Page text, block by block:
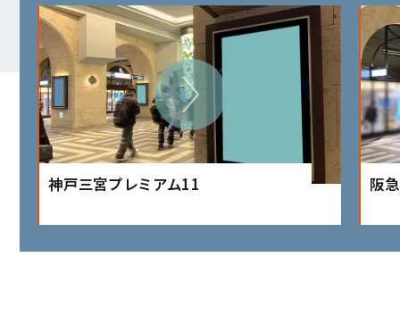
神戸三宮プレミアム11 阪